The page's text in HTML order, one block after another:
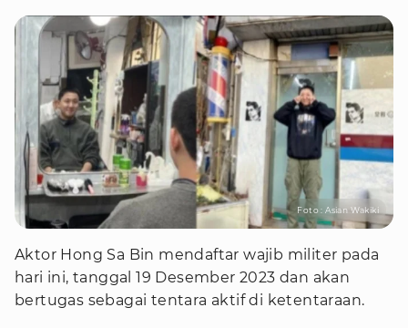
Foto : Asian Wakiki
Aktor Hong Sa Bin mendaftar wajib militer pada
hari ini, tanggal 19 Desember 2023 dan akan
bertugas sebagai tentara aktif di ketentaraan.